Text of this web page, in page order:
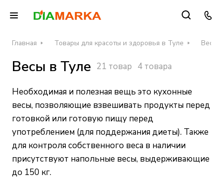
Главная Товары для красоты и здоровья в Туле Весы
Весы в Туле 21 товар 4 товара
Необходимая и полезная вещь это кухонные
весы, позволяющие взвешивать продукты перед
готовкой или готовую пищу перед
употреблением (для поддержания диеты). Также
для контроля собственного веса в наличии
присутствуют напольные весы, выдерживающие
до 150 кг.